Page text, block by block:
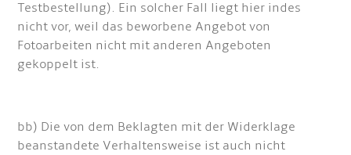
Testbestellung). Ein solcher Fall liegt hier indes
nicht vor, weil das beworbene Angebot von
Fotoarbeiten nicht mit anderen Angeboten
gekoppelt ist.
bb) Die von dem Beklagten mit der Widerklage
beanstandete Verhaltensweise ist auch nicht